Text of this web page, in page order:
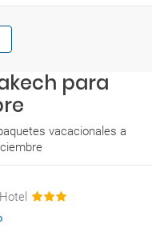
para
vacacionales a